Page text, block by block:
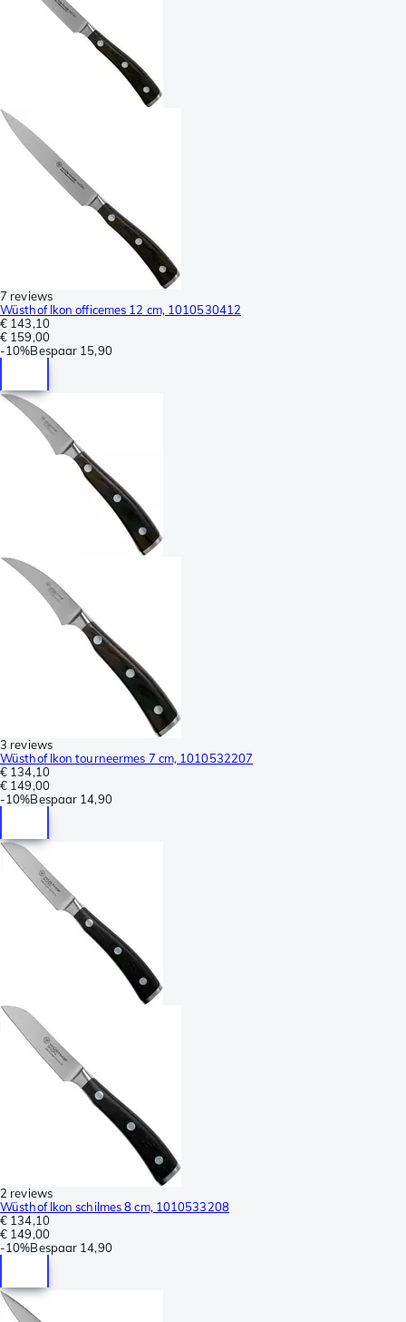
7 reviews
Wüsthof Ikon officemes 12 cm, 1010530412
€ 143,10
€ 159,00
-10%Bespaar 15,90
3 reviews
Wüsthof Ikon tourneermes 7 cm, 1010532207
€ 134,10
€ 149,00
-10%Bespaar 14,90
2 reviews
Wüsthof Ikon schilmes 8 cm, 1010533208
€ 134,10
€ 149,00
-10%Bespaar 14,90